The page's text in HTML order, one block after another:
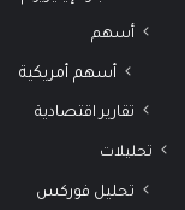
أسهم
أسهم أمريكية
تقارير اقتصادية
تحليلات
تحليل فوركس